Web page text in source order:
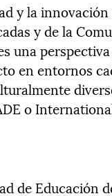
y la
y de la
una
en entornos
o
de Educación